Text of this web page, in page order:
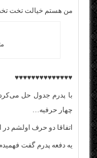
من هستم خیالت تخت
♥♥♥♥♥♥♥♥♥♥♥♥♥♥
با پدرم جدول حل
چهار حرفیه…
اتفاقا دو حرف اولشم
یه دفعه پدرم گفت